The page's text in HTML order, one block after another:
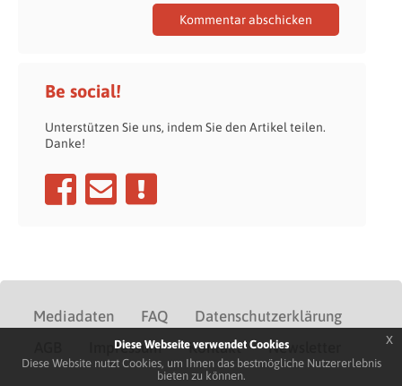
Be social!
Unterstützen Sie uns, indem Sie den Artikel teilen.
Danke!
Mediadaten FAQ
Datenschutzerklärung
Impressum Kontakt Newsletter
Diese Webseite verwendet Cookies
Diese Website nutzt Cookies, um Ihnen das bestmögliche Nutzererlebnis
bieten zu können.
x